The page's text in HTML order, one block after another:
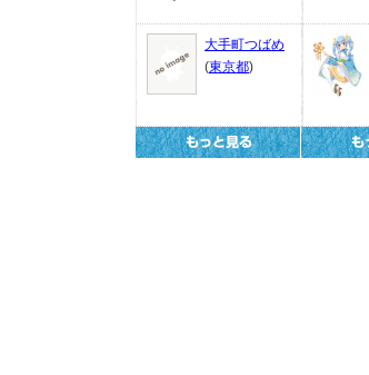
大手町つばめ
(東京都)